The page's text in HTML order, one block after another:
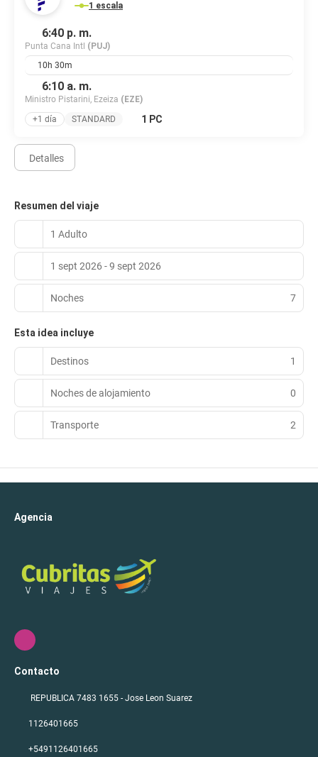
1 escala
6:40 p. m.
Punta Cana Intl (PUJ)
10h 30m
6:10 a. m.
Ministro Pistarini, Ezeiza (EZE)
+1 día
STANDARD 1 PC
Detalles
Resumen del viaje
1 Adulto
1 sept 2026 - 9 sept 2026
Noches 7
Esta idea incluye
Destinos 1
Noches de alojamiento 0
Transporte 2
Agencia
Contacto
REPUBLICA 7483 1655 - Jose Leon Suarez
1126401665
+5491126401665